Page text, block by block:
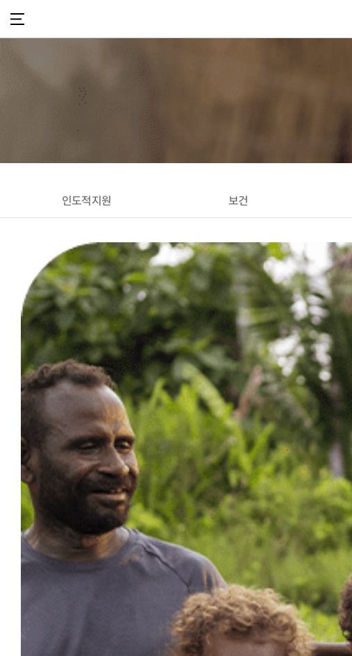
인도적지원 보건